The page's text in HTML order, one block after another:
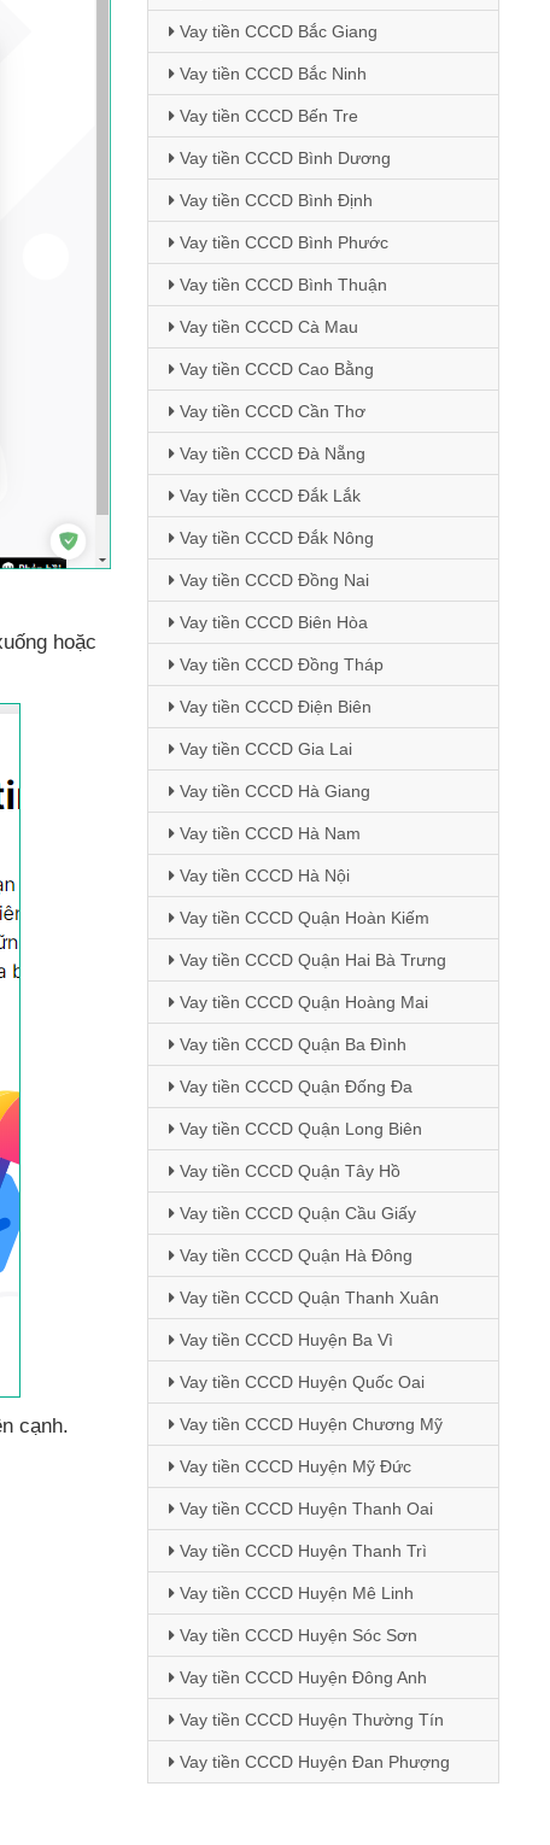
hoặc
cạnh.
Vay tiền CCCD Bắc Giang
Vay tiền CCCD Bắc Ninh
Vay tiền CCCD Bến Tre
Vay tiền CCCD Bình Dương
Vay tiền CCCD Bình Định
Vay tiền CCCD Bình Phước
Vay tiền CCCD Bình Thuận
Vay tiền CCCD Cà Mau
Vay tiền CCCD Cao Bằng
Vay tiền CCCD Cần Thơ
Vay tiền CCCD Đà Nẵng
Vay tiền CCCD Đắk Lắk
Vay tiền CCCD Đắk Nông
Vay tiền CCCD Đồng Nai
Vay tiền CCCD Biên Hòa
Vay tiền CCCD Đồng Tháp
Vay tiền CCCD Điện Biên
Vay tiền CCCD Gia Lai
Vay tiền CCCD Hà Giang
Vay tiền CCCD Hà Nam
Vay tiền CCCD Hà Nội
Vay tiền CCCD Quận Hoàn Kiếm
Vay tiền CCCD Quận Hai Bà Trưng
Vay tiền CCCD Quận Hoàng Mai
Vay tiền CCCD Quận Ba Đình
Vay tiền CCCD Quận Đống Đa
Vay tiền CCCD Quận Long Biên
Vay tiền CCCD Quận Tây Hồ
Vay tiền CCCD Quận Cầu Giấy
Vay tiền CCCD Quận Hà Đông
Vay tiền CCCD Quận Thanh Xuân
Vay tiền CCCD Huyện Ba Vì
Vay tiền CCCD Huyện Quốc Oai
Vay tiền CCCD Huyện Chương Mỹ
Vay tiền CCCD Huyện Mỹ Đức
Vay tiền CCCD Huyện Thanh Oai
Vay tiền CCCD Huyện Thanh Trì
Vay tiền CCCD Huyện Mê Linh
Vay tiền CCCD Huyện Sóc Sơn
Vay tiền CCCD Huyện Đông Anh
Vay tiền CCCD Huyện Thường Tín
Vay tiền CCCD Huyện Đan Phượng